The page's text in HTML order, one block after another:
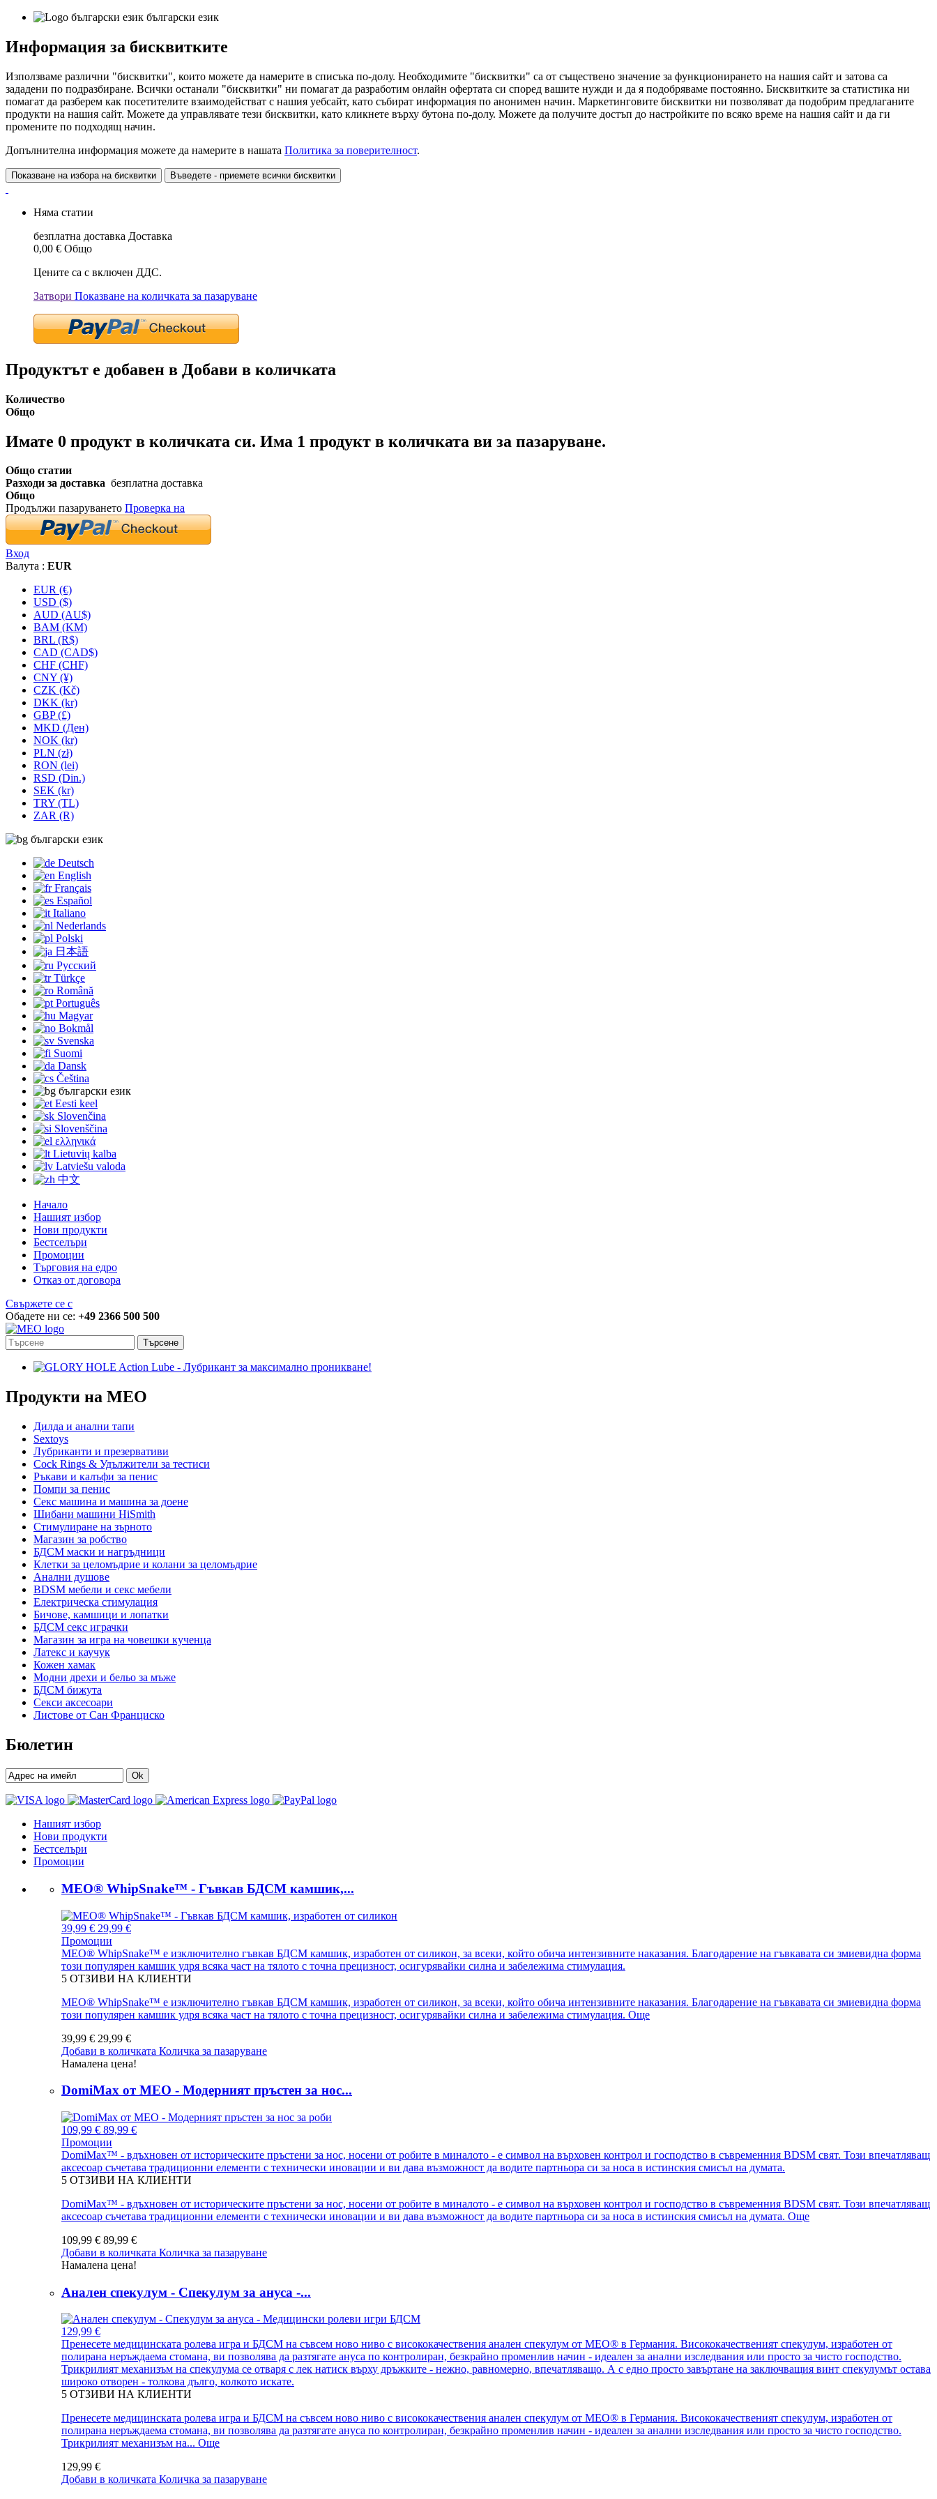
български език
Информация за бисквитките
Използваме различни "бисквитки", които можете да намерите в списъка по-долу. Необходимите "бисквитки" са от съществено значение за функционирането на нашия сайт и затова са
зададени по подразбиране. Всички останали "бисквитки" ни помагат да разработим онлайн офертата си според вашите нужди и да я подобряваме постоянно. Бисквитките за статистика ни
помагат да разберем как посетителите взаимодействат с нашия уебсайт, като събират информация по анонимен начин. Маркетинговите бисквитки ни позволяват да подобрим предлаганите
продукти на нашия сайт. Можете да управлявате тези бисквитки, като кликнете върху бутона по-долу. Можете да получите достъп до настройките по всяко време на нашия сайт и да ги
промените по подходящ начин.
Допълнителна информация можете да намерите в нашата Политика за поверителност.
Показване на избора на бисквитки Въведете - приемете всички бисквитки
Няма статии
безплатна доставка Доставка
0,00 € Общо
Цените са с включен ДДС.
Затвори Показване на количката за пазаруване
Продуктът е добавен в Добави в количката
Количество
Общо
Имате 0 продукт в количката си. Има 1 продукт в количката ви за пазаруване.
Общо статии
Разходи за доставка безплатна доставка
Общо
Продължи пазаруването Проверка на
Вход
Валута : EUR
EUR (€)
USD ($)
AUD (AU$)
BAM (KM)
BRL (R$)
CAD (CAD$)
CHF (CHF)
CNY (¥)
CZK (Kč)
DKK (kr)
GBP (£)
MKD (Ден)
NOK (kr)
PLN (zł)
RON (lei)
RSD (Din.)
SEK (kr)
TRY (TL)
ZAR (R)
български език
Deutsch
English
Français
Español
Italiano
Nederlands
Polski
日本語
Русский
Türkçe
Română
Português
Magyar
Bokmål
Svenska
Suomi
Dansk
Čeština
български език
Eesti keel
Slovenčina
Slovenščina
ελληνικά
Lietuvių kalba
Latviešu valoda
中文
Начало
Нашият избор
Нови продукти
Бестселъри
Промоции
Търговия на едро
Отказ от договора
Свържете се с
Обадете ни се: +49 2366 500 500
Търсене
Продукти на MEO
Дилда и анални тапи
Sextoys
Лубриканти и презервативи
Cock Rings & Удължители за тестиси
Ръкави и калъфи за пенис
Помпи за пенис
Секс машина и машина за доене
Шибани машини HiSmith
Стимулиране на зърното
Магазин за робство
БДСМ маски и нагръдници
Клетки за целомъдрие и колани за целомъдрие
Анални душове
BDSM мебели и секс мебели
Електрическа стимулация
Бичове, камшици и лопатки
БДСМ секс играчки
Магазин за игра на човешки кученца
Латекс и каучук
Кожен хамак
Модни дрехи и бельо за мъже
БДСМ бижута
Секси аксесоари
Листове от Сан Франциско
Бюлетин
Ok
Нашият избор
Нови продукти
Бестселъри
Промоции
MEO® WhipSnake™ - Гъвкав БДСМ камшик,...
39,99 € 29,99 €
Промоции
MEO® WhipSnake™ е изключително гъвкав БДСМ камшик, изработен от силикон, за всеки, който обича интензивните наказания. Благодарение на гъвкавата си змиевидна форма
този популярен камшик удря всяка част на тялото с точна прецизност, осигурявайки силна и забележима стимулация.
5 ОТЗИВИ НА КЛИЕНТИ
MEO® WhipSnake™ е изключително гъвкав БДСМ камшик, изработен от силикон, за всеки, който обича интензивните наказания. Благодарение на гъвкавата си змиевидна форма
този популярен камшик удря всяка част на тялото с точна прецизност, осигурявайки силна и забележима стимулация. Още
39,99 € 29,99 €
Добави в количката Количка за пазаруване
Намалена цена!
DomiMax от MEO - Модерният пръстен за нос...
109,99 € 89,99 €
Промоции
DomiMax™ - вдъхновен от историческите пръстени за нос, носени от робите в миналото - е символ на върховен контрол и господство в съвременния BDSM свят. Този впечатляващ
аксесоар съчетава традиционни елементи с технически иновации и ви дава възможност да водите партньора си за носа в истинския смисъл на думата.
5 ОТЗИВИ НА КЛИЕНТИ
DomiMax™ - вдъхновен от историческите пръстени за нос, носени от робите в миналото - е символ на върховен контрол и господство в съвременния BDSM свят. Този впечатляващ
аксесоар съчетава традиционни елементи с технически иновации и ви дава възможност да водите партньора си за носа в истинския смисъл на думата. Още
109,99 € 89,99 €
Добави в количката Количка за пазаруване
Намалена цена!
Анален спекулум - Спекулум за ануса -...
129,99 €
Пренесете медицинската ролева игра и БДСМ на съвсем ново ниво с висококачествения анален спекулум от MEO® в Германия. Висококачественият спекулум, изработен от
полирана неръждаема стомана, ви позволява да разтягате ануса по контролиран, безкрайно променлив начин - идеален за анални изследвания или просто за чисто господство.
Трикрилият механизъм на спекулума се отваря с лек натиск върху дръжките - нежно, равномерно, впечатляващо. А с едно просто завъртане на заключващия винт спекулумът остава
широко отворен - толкова дълго, колкото искате.
5 ОТЗИВИ НА КЛИЕНТИ
Пренесете медицинската ролева игра и БДСМ на съвсем ново ниво с висококачествения анален спекулум от MEO® в Германия. Висококачественият спекулум, изработен от
полирана неръждаема стомана, ви позволява да разтягате ануса по контролиран, безкрайно променлив начин - идеален за анални изследвания или просто за чисто господство.
Трикрилият механизъм на... Още
129,99 €
Добави в количката Количка за пазаруване